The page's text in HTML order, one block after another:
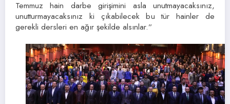
Temmuz hain darbe girişimini asla unutmayacaksınız,
unutturmayacaksınız ki çıkabilecek bu tür hainler de
gerekli dersleri en ağır şekilde alsınlar.”